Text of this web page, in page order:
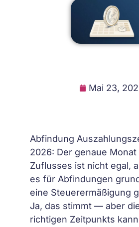
Mai 23,
Abfindung
2026: Der genaue Monat
Zuflusses ist nicht egal,
es für Abfindungen
eine Steuerermäßigung
Ja, das stimmt — aber
richtigen Zeitpunkts